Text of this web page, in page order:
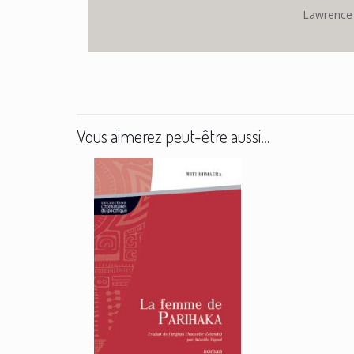
Vous aimerez peut-être aussi…